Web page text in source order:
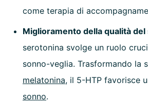
come terapia di
Miglioramento della qualità del
serotonina svolge un ruolo
sonno-veglia. Trasformando la
melatonina, il 5-HTP favorisce
sonno.